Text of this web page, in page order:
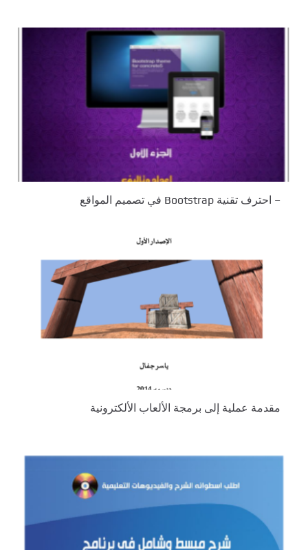
– احترف تقنية Bootstrap في تصميم المواقع
مقدمة عملية إلى برمجة الألعاب الألكترونية